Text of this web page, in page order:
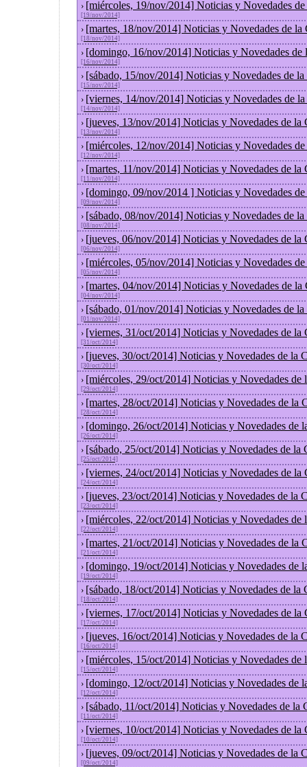
› [miércoles, 19/nov/2014] Noticias y Novedades
[19/nov/2014]
› [martes, 18/nov/2014] Noticias y Novedades de la
[18/nov/2014]
› [domingo, 16/nov/2014] Noticias y Novedades de
[16/nov/2014]
› [sábado, 15/nov/2014] Noticias y Novedades de
[15/nov/2014]
› [viernes, 14/nov/2014] Noticias y Novedades de
[14/nov/2014]
› [jueves, 13/nov/2014] Noticias y Novedades de la
[13/nov/2014]
› [miércoles, 12/nov/2014] Noticias y Novedades
[12/nov/2014]
› [martes, 11/nov/2014] Noticias y Novedades de la
[11/nov/2014]
› [domingo, 09/nov/2014 ] Noticias y Novedades
[09/nov/2014]
› [sábado, 08/nov/2014] Noticias y Novedades de
[08/nov/2014]
› [jueves, 06/nov/2014] Noticias y Novedades de la
[06/nov/2014]
› [miércoles, 05/nov/2014] Noticias y Novedades
[05/nov/2014]
› [martes, 04/nov/2014] Noticias y Novedades de la
[04/nov/2014]
› [sábado, 01/nov/2014] Noticias y Novedades de
[01/nov/2014]
› [viernes, 31/oct/2014] Noticias y Novedades de la
[31/oct/2014]
› [jueves, 30/oct/2014] Noticias y Novedades de la
[30/oct/2014]
› [miércoles, 29/oct/2014] Noticias y Novedades de
[29/oct/2014]
› [martes, 28/oct/2014] Noticias y Novedades de la
[28/oct/2014]
› [domingo, 26/oct/2014] Noticias y Novedades de
[26/oct/2014]
› [sábado, 25/oct/2014] Noticias y Novedades de la
[25/oct/2014]
› [viernes, 24/oct/2014] Noticias y Novedades de la
[24/oct/2014]
› [jueves, 23/oct/2014] Noticias y Novedades de la
[23/oct/2014]
› [miércoles, 22/oct/2014] Noticias y Novedades de
[22/oct/2014]
› [martes, 21/oct/2014] Noticias y Novedades de la
[21/oct/2014]
› [domingo, 19/oct/2014] Noticias y Novedades de
[19/oct/2014]
› [sábado, 18/oct/2014] Noticias y Novedades de la
[18/oct/2014]
› [viernes, 17/oct/2014] Noticias y Novedades de la
[17/oct/2014]
› [jueves, 16/oct/2014] Noticias y Novedades de la
[16/oct/2014]
› [miércoles, 15/oct/2014] Noticias y Novedades de
[15/oct/2014]
› [domingo, 12/oct/2014] Noticias y Novedades de
[12/oct/2014]
› [sábado, 11/oct/2014] Noticias y Novedades de la
[11/oct/2014]
› [viernes, 10/oct/2014] Noticias y Novedades de la
[10/oct/2014]
› [jueves, 09/oct/2014] Noticias y Novedades de la
[09/oct/2014]